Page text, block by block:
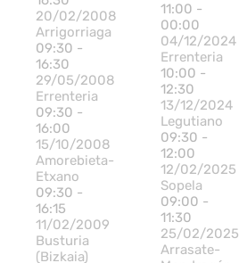
20/02/2008
Arrigorriaga
09:30 -
16:30
29/05/2008
Errenteria
09:30 -
16:00
15/10/2008
Amorebieta-
Etxano
09:30 -
16:15
11/02/2009
Busturia
(Bizkaia)
11:00 -
00:00
04/12/2024
Errenteria
10:00 -
12:30
13/12/2024
Legutiano
09:30 -
12:00
12/02/2025
Sopela
09:00 -
11:30
25/02/2025
Arrasate-